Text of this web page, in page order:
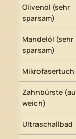
Olivenöl (sehr
sparsam)
Mandelöl (sehr
sparsam)
Mikrofasertuch
Zahnbürste
weich)
Ultraschallbad